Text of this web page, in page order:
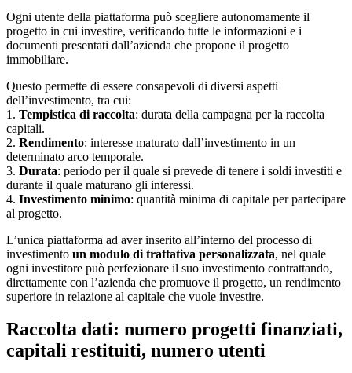
Ogni utente della piattaforma può scegliere autonomamente il
progetto in cui investire, verificando tutte le informazioni e i
documenti presentati dall’azienda che propone il progetto
immobiliare.
Questo permette di essere consapevoli di diversi aspetti
dell’investimento, tra cui:
1. Tempistica di raccolta: durata della campagna per la raccolta
capitali.
2. Rendimento: interesse maturato dall’investimento in un
determinato arco temporale.
3. Durata: periodo per il quale si prevede di tenere i soldi investiti e
durante il quale maturano gli interessi.
4. Investimento minimo: quantità minima di capitale per partecipare
al progetto.
L’unica piattaforma ad aver inserito all’interno del processo di
investimento un modulo di trattativa personalizzata, nel quale
ogni investitore può perfezionare il suo investimento contrattando,
direttamente con l’azienda che promuove il progetto, un rendimento
superiore in relazione al capitale che vuole investire.
Raccolta dati: numero progetti finanziati,
capitali restituiti, numero utenti